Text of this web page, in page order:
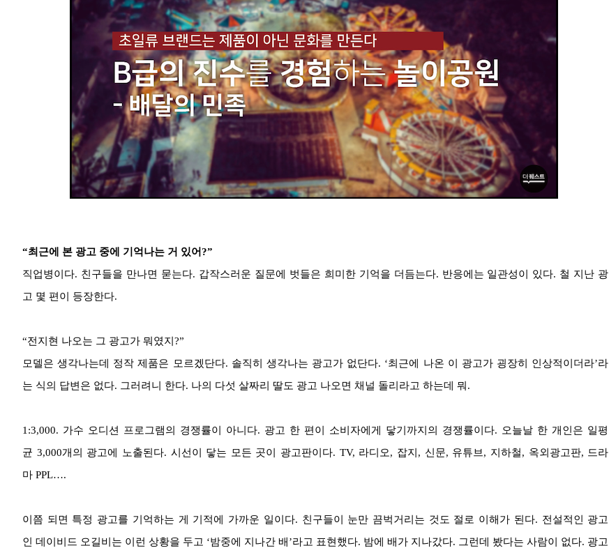
“최근에 본 광고 중에 기억나는 거 있어?”
직업병이다. 친구들을 만나면 묻는다. 갑작스러운 질문에 벗들은 희미한 기억을 더듬는다. 반응에는 일관성이 있다. 철 지난 광
고 몇 편이 등장한다.
“전지현 나오는 그 광고가 뭐였지?”
모델은 생각나는데 정작 제품은 모르겠단다. 솔직히 생각나는 광고가 없단다. ‘최근에 나온 이 광고가 굉장히 인상적이더라’라
는 식의 답변은 없다. 그러려니 한다. 나의 다섯 살짜리 딸도 광고 나오면 채널 돌리라고 하는데 뭐.
1:3,000. 가수 오디션 프로그램의 경쟁률이 아니다. 광고 한 편이 소비자에게 닿기까지의 경쟁률이다. 오늘날 한 개인은 일평
균 3,000개의 광고에 노출된다. 시선이 닿는 모든 곳이 광고판이다. TV, 라디오, 잡지, 신문, 유튜브, 지하철, 옥외광고판, 드라
마 PPL….
이쯤 되면 특정 광고를 기억하는 게 기적에 가까운 일이다. 친구들이 눈만 끔벅거리는 것도 절로 이해가 된다. 전설적인 광고
인 데이비드 오길비는 이런 상황을 두고 ‘밤중에 지나간 배’라고 표현했다. 밤에 배가 지나갔다. 그런데 봤다는 사람이 없다. 광고